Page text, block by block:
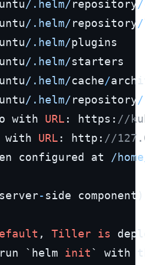
/.helm/repository/
/.helm/repository/
/.helm/
/.helm/
/.helm/cache/
/.helm/repository/
with URL : https: //
with URL : http: //
configured at /
-side
, Tiller is
`helm init` with